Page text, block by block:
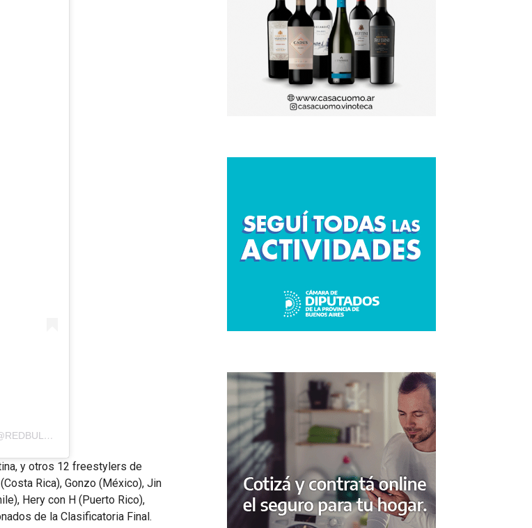
UNA PUBLICACIÓN COMPARTIDA POR RED BULL ARGENTINA (@REDBULLARG)
y otros 12 freestylers de
Rica), Gonzo (México), Jin
Hery con H (Puerto Rico),
de la Clasificatoria Final.